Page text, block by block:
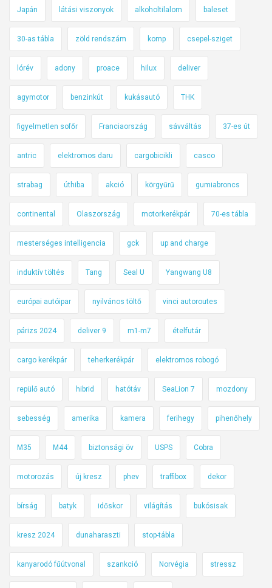
Japán látási viszonyok alkoholtilalom baleset
30-as tábla zöld rendszám komp csepel-sziget
lórév adony proace hilux deliver
agymotor benzinkút kukásautó THK
figyelmetlen sofőr Franciaország sávváltás 37-es út
antric elektromos daru cargobicikli casco
strabag úthiba akció körgyűrű gumiabroncs
continental Olaszország motorkerékpár 70-es tábla
mesterséges intelligencia gck up and charge
induktív töltés Tang Seal U Yangwang U8
európai autóipar nyilvános töltő vinci autoroutes
párizs 2024 deliver 9 m1-m7 ételfutár
cargo kerékpár teherkerékpár elektromos robogó
repülő autó hibrid hatótáv SeaLion 7 mozdony
sebesség amerika kamera ferihegy pihenőhely
M35 M44 biztonsági öv USPS Cobra
motorozás új kresz phev traffibox dekor
bírság batyk időskor világítás bukósisak
kresz 2024 dunaharaszti stop-tábla
kanyarodó fűútvonal szankció Norvégia stressz